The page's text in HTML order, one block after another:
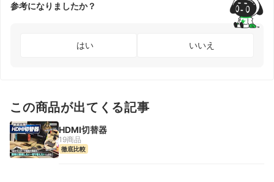
参考になりましたか？
はい いいえ
この商品が出てくる記事
HDMI切替器
19商品
徹底比較